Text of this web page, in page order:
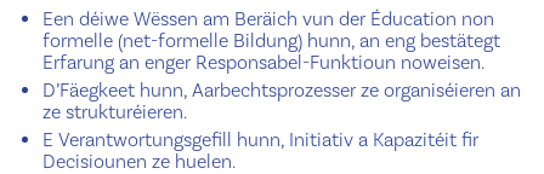
Een déiwe Wëssen am Beräich vun der Éducation non
formelle (net-formelle Bildung) hunn, an eng bestätegt
Erfarung an enger Responsabel-Funktioun noweisen.
D’Fäegkeet hunn, Aarbechtsprozesser ze organiséieren an
ze strukturéieren.
E Verantwortungsgefill hunn, Initiativ a Kapazitéit fir
Decisiounen ze huelen.